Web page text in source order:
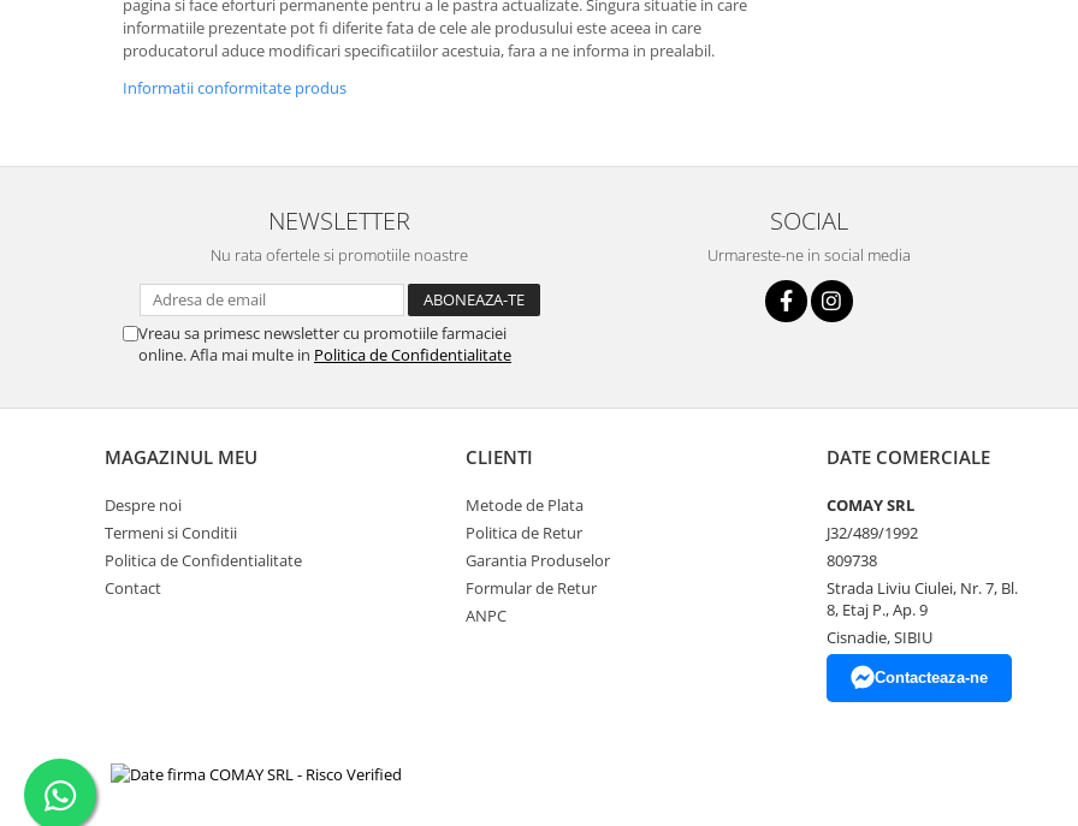
pagina si face eforturi permanente pentru a le pastra actualizate. Singura situatie in care
informatiile prezentate pot fi diferite fata de cele ale produsului este aceea in care
producatorul aduce modificari specificatiilor acestuia, fara a ne informa in prealabil.
Informatii conformitate produs
NEWSLETTER
Nu rata ofertele si promotiile noastre
Vreau sa primesc newsletter cu promotiile farmaciei
online. Afla mai multe in Politica de Confidentialitate
SOCIAL
Urmareste-ne in social media
MAGAZINUL MEU
Despre noi
Termeni si Conditii
Politica de Confidentialitate
Contact
CLIENTI
Metode de Plata
Politica de Retur
Garantia Produselor
Formular de Retur
ANPC
DATE COMERCIALE
COMAY SRL
J32/489/1992
809738
Strada Liviu Ciulei, Nr. 7, Bl.
8, Etaj P., Ap. 9
Cisnadie, SIBIU
Contacteaza-ne